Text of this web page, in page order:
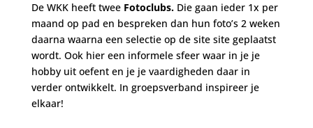
De WKK heeft twee Fotoclubs. Die gaan ieder 1x per
maand op pad en bespreken dan hun foto’s 2 weken
daarna waarna een selectie op de site site geplaatst
wordt. Ook hier een informele sfeer waar in je je
hobby uit oefent en je je vaardigheden daar in
verder ontwikkelt. In groepsverband inspireer je
elkaar!